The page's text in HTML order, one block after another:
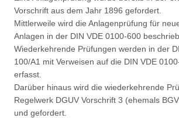
Vorschrift aus dem Jahr 1896 gefordert.
Mittlerweile wird die Anlagenprüfung für
Anlagen in der DIN VDE 0100-600
Wiederkehrende Prüfungen werden in der
100/A1 mit Verweisen auf die DIN VDE
erfasst.
Darüber hinaus wird die wiederkehrende
Regelwerk DGUV Vorschrift 3 (ehemals
und gefordert.